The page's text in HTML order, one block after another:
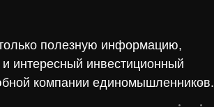
полезную информацию,
интересный инвестиционный
компании единомышленников.